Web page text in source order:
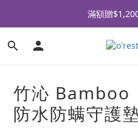
全品牌滿 $990免運｜
滿額贈
全品牌滿 $990免運
竹沁 Bamboo
防水防螨守護